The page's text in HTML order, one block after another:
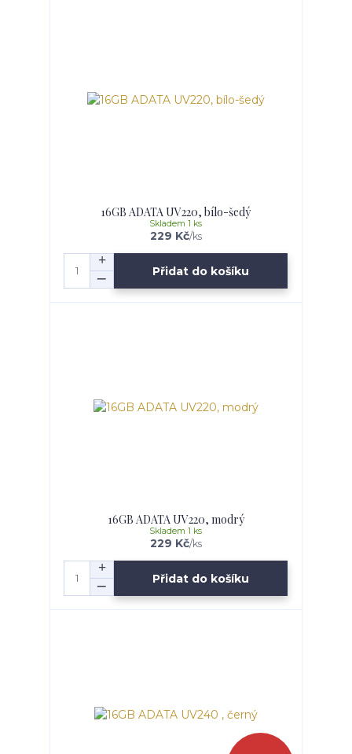
16GB ADATA UV220, bílo-šedý
229 Kč/ks
Skladem 1 ks
Přidat do košíku
16GB ADATA UV220, modrý
229 Kč/ks
Skladem 1 ks
Přidat do košíku